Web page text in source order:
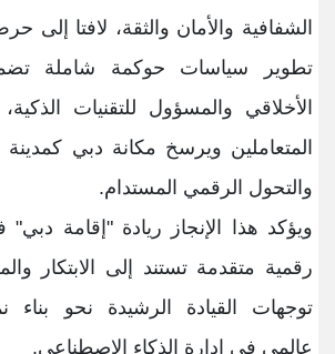
الشفافية والأمان والثقة، لافتا إلى
تطوير سياسات حوكمة شاملة
الأخلاقي والمسؤول للتقنيات
المتعاملين ويرسخ مكانة دبي كمدينة
والتحول الرقمي المستدام.
ويؤكد هذا الإنجاز ريادة "إقامة
رقمية متقدمة تستند إلى الابتكار
توجهات القيادة الرشيدة نحو
عالمي في إدارة الذكاء الاصطناعي.